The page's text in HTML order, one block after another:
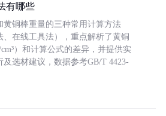
有哪些
黄铜棒重量的三种常用计算方法
、在线工具法），重点解析了黄铜
）和计算公式的差异，并提供实
及选材建议，数据参考GB/T 4423-